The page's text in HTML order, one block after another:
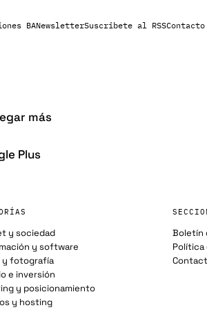
BANewsletterSuscribete al RSSContacto
más
Plus
y sociedad
y software
y fotografía
e inversión
y posicionamiento
y hosting
Boletín
Política